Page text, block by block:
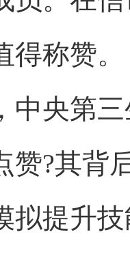
称赞。
中央第
赞?其背
拟提升